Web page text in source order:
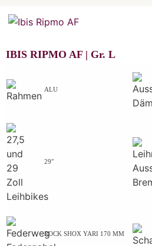
IBIS RIPMO AF | Gr. L
ALU
29″
ROCK SHOX YARI 170 MM